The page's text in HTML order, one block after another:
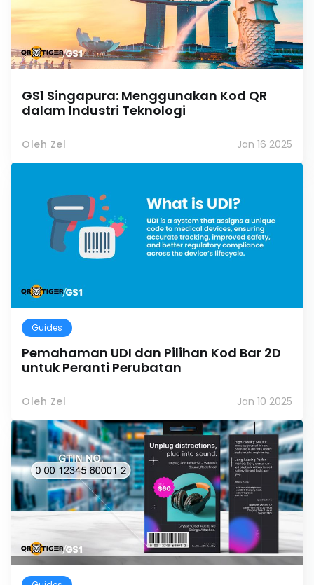
GS1 Singapura: Menggunakan Kod QR
dalam Industri Teknologi
Oleh Zel Jan 16 2025
Guides
Pemahaman UDI dan Pilihan Kod Bar 2D
untuk Peranti Perubatan
Oleh Zel Jan 10 2025